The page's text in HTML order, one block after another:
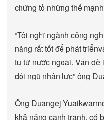
chứng tỏ những thế
“Tôi nghĩ ngành công
năng rất tốt để phát
tư từ nước ngoài. Vấn đề
đội ngũ nhân lực” ông
Ông Duangej
khả năng cạnh tranh, có